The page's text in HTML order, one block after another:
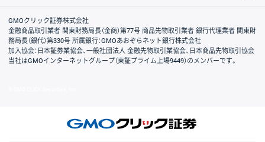
取引規程・約款
サイトマップ
その他のご案内
個人情報保護方針
最良執行方針
サイトのご利用について
ディスクレイマー
信託保全
リスク説明
会社案内
GMOクリック証券株式会社
金融商品取引業者 関東財務局長（金商）第77号 商品先物取引業者 銀行代理業者 関東財
務局長（銀代）第330号 所属銀行：GMOあおぞらネット銀行株式会社
加入協会：日本証券業協会、一般社団法人 金融先物取引業協会、日本商品先物取引協会
当社はGMOインターネットグループ（東証プライム上場9449）のメンバーです。